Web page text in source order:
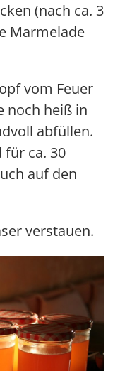
(nach ca. 3
Marmelade
vom Feuer
noch heiß in
abfüllen.
für ca. 30
auf den
verstauen.